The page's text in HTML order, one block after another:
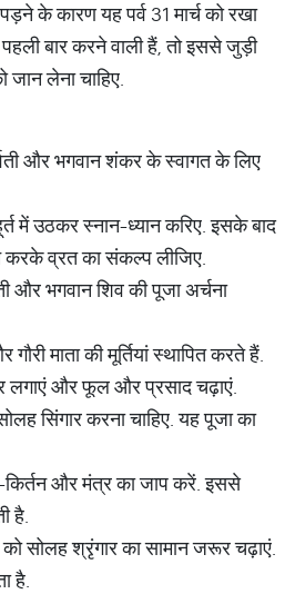
के कारण यह पर्व 31 मार्च को रखा
बार करने वाली हैं, तो इससे जुड़ी
लेना चाहिए.
और भगवान शंकर के स्वागत के लिए
में उठकर स्नान-ध्यान करिए. इसके बाद
करके व्रत का संकल्प लीजिए.
और भगवान शिव की पूजा अर्चना
माता की मूर्तियां स्थापित करते हैं.
लगाएं और फूल और प्रसाद चढ़ाएं.
सिंगार करना चाहिए. यह पूजा का
और मंत्र का जाप करें. इससे
है.
को सोलह श्रृंगार का सामान जरूर चढ़ाएं.
है.